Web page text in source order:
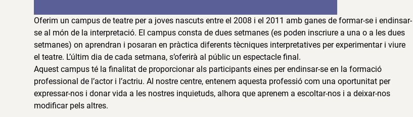
Oferim un campus de teatre per a joves nascuts entre el 2008 i el 2011 amb ganes de formar-se i endinsar-
se al món de la interpretació. El campus consta de dues setmanes (es poden inscriure a una o a les dues
setmanes) on aprendran i posaran en pràctica diferents tècniques interpretatives per experimentar i viure
el teatre. L’últim dia de cada setmana, s’oferirà al públic un espectacle final.
Aquest campus té la finalitat de proporcionar als participants eines per endinsar-se en la formació
professional de l’actor i l’actriu. Al nostre centre, entenem aquesta professió com una oportunitat per
expressar-nos i donar vida a les nostres inquietuds, alhora que aprenem a escoltar-nos i a deixar-nos
modificar pels altres.